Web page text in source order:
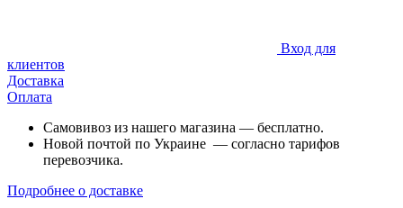
Вход для
клиентов
Доставка
Оплата
Самовивоз из нашего магазина — бесплатно.
Новой почтой по Украине — согласно тарифов
перевозчика.
Подробнее о доставке